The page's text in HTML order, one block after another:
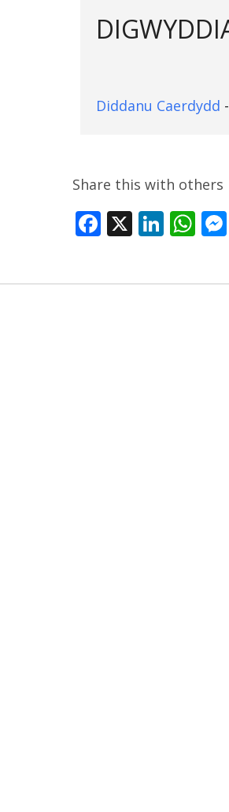
Diddanu Caerdydd
Share this with others
Facebook
X